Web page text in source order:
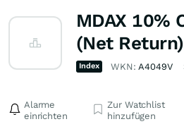
MDAX 10%
(Net
Index WKN:A4049V
Alarme
einrichten
Zur Watchlist
hinzufügen